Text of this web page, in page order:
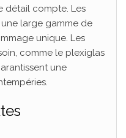
détail compte. Les
large gamme de
unique. Les
comme le plexiglas
une